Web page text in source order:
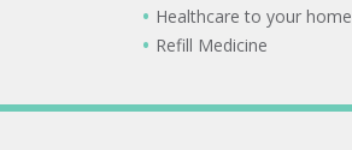
Healthcare to your home
Refill Medicine